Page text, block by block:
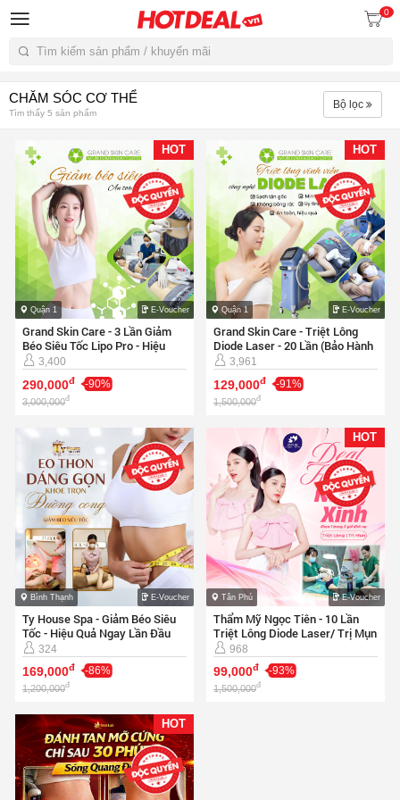
Tìm kiếm
0
CHĂM SÓC CƠ THỂ
Tìm thấy 5 sản phẩm
Bộ lọc
HOT
E-Voucher
Quận 1
Grand Skin Care - 3 Lần Giảm
Béo Siêu Tốc Lipo Pro - Hiệu
Quả Ngay
290,000đ -90%
3,000,000đ
3,400
HOT
E-Voucher
Quận 1
Grand Skin Care - Triệt Lông
Diode Laser - 20 Lần (Bảo Hành
5 Năm)
129,000đ -91%
1,500,000đ
3,961
E-Voucher
Bình Thạnh
Ty House Spa - Giảm Béo Siêu
Tốc - Hiệu Quả Ngay Lần Đầu
169,000đ -86%
1,200,000đ
324
HOT
E-Voucher
Tân Phú
Thẩm Mỹ Ngọc Tiên - 10 Lần
Triệt Lông Diode Laser/ Trị Mụn
99,000đ -93%
1,500,000đ
968
HOT